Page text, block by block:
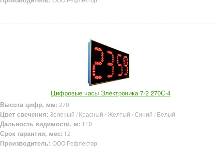
Цифровые часы Электроника 7-2 270С-4
Высота цифр, мм: 270
Цвет свечения: Зеленый / Красный / Желтый / Синий / Белый
Дальность видимости, м: 110
Срок гарантии, мес: 12
Производитель: ООО Рефлектор